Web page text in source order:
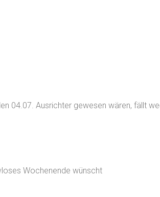
04.07. Ausrichter gewesen wären, fällt
Wochenende wünscht